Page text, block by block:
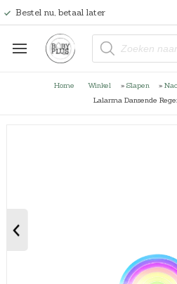
Bestel nu, betaal later
P
o
c
t
Home Winkel » Slapen »
Lalarma Dansende